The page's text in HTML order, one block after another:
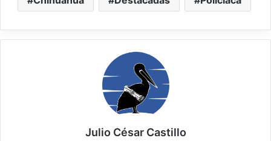
Julio César Castillo